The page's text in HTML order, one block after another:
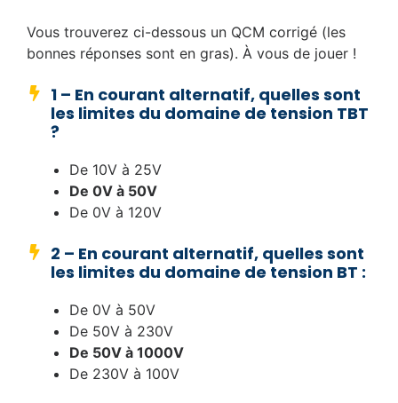
Vous trouverez ci-dessous un QCM corrigé (les
bonnes réponses sont en gras). À vous de jouer !
1 – En courant alternatif, quelles sont
les limites du domaine de tension TBT
?
De 10V à 25V
De 0V à 50V
De 0V à 120V
2 – En courant alternatif, quelles sont
les limites du domaine de tension BT :
De 0V à 50V
De 50V à 230V
De 50V à 1000V
De 230V à 100V